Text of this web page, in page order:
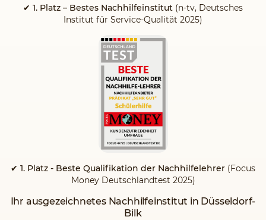
✔ 1. Platz – Bestes Nachhilfeinstitut (n-tv, Deutsches
Institut für Service-Qualität 2025)
✔ 1. Platz - Beste Qualifikation der Nachhilfelehrer (Focus
Money Deutschlandtest 2025)
Ihr ausgezeichnetes Nachhilfeinstitut in Düsseldorf-
Bilk